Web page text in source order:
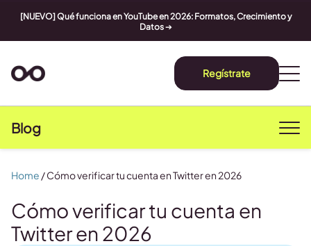
[NUEVO] Qué funciona en YouTube en 2026: Formatos, Crecimiento y
Datos➔
Regístrate
Blog
Cómo verificar tu cuenta en
Twitter en 2026
Home /Cómo verificar tu cuenta en Twitter en 2026